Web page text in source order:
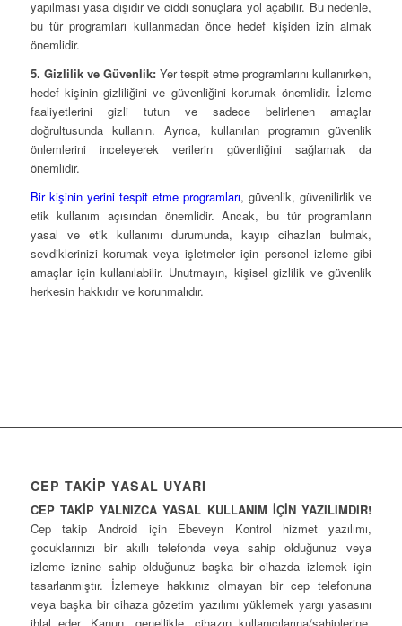
yapılması yasa dışıdır ve ciddi sonuçlara yol açabilir. Bu nedenle,
bu tür programları kullanmadan önce hedef kişiden izin almak
önemlidir.
5. Gizlilik ve Güvenlik:Yer tespit etme programlarını kullanırken,
hedef kişinin gizliliğini ve güvenliğini korumak önemlidir. İzleme
faaliyetlerini gizli tutun ve sadece belirlenen amaçlar
doğrultusunda kullanın. Ayrıca, kullanılan programın güvenlik
önlemlerini inceleyerek verilerin güvenliğini sağlamak da
önemlidir.
Bir kişinin yerini tespit etme programları, güvenlik, güvenilirlik ve
etik kullanım açısından önemlidir. Ancak, bu tür programların
yasal ve etik kullanımı durumunda, kayıp cihazları bulmak,
sevdiklerinizi korumak veya işletmeler için personel izleme gibi
amaçlar için kullanılabilir. Unutmayın, kişisel gizlilik ve güvenlik
herkesin hakkıdır ve korunmalıdır.
CEP TAKİP YASAL UYARI
CEP TAKİP YALNIZCA YASAL KULLANIM İÇİN YAZILIMDIR!
Cep takip Android için Ebeveyn Kontrol hizmet yazılımı,
çocuklarınızı bir akıllı telefonda veya sahip olduğunuz veya
izleme iznine sahip olduğunuz başka bir cihazda izlemek için
tasarlanmıştır. İzlemeye hakkınız olmayan bir cep telefonuna
veya başka bir cihaza gözetim yazılımı yüklemek yargı yasasını